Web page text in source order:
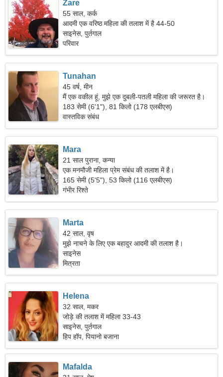
Zare
55 साल, कर्क
आदमी एक वरिष्ठ महिला की तलाश में है 44-50
साइनेस, पुर्तगाल
परिवार
Tunahan
45 वर्ष, मीन
मैं एक वकील हूं, मुझे एक दुबली-पतली महिला की जरूरत है।
183 सेमी (6'1"), 81 किलो (178 एलबीएस)
वास्तविक संबंध
Mara
21 साल पुराना, कन्या
एक मनमौजी महिला प्रेम संबंध की तलाश में है।
165 सेमी (5'5"), 53 किलो (116 एलबीएस)
गंभीर रिश्ते
Marta
42 साल, वृष
मुझे नाचने के लिए एक बहादुर आदमी की तलाश है।
साइनेस
मित्रता
Helena
32 साल, मकर
जोड़े की तलाश में महिला 33-43
साइनेस, पुर्तगाल
हिप हॉप, पियानो बजाना
Mafalda